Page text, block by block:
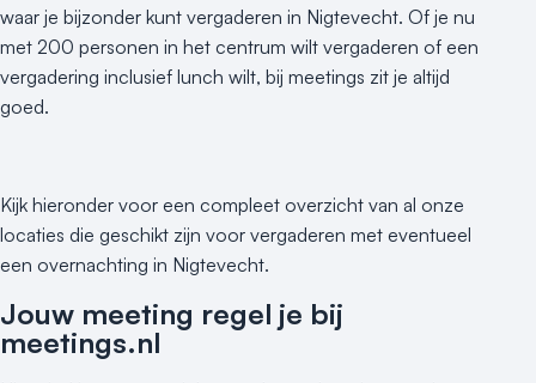
waar je bijzonder kunt vergaderen in Nigtevecht. Of je nu
met 200 personen in het centrum wilt vergaderen of een
vergadering inclusief lunch wilt, bij meetings zit je altijd
goed.
Kijk hieronder voor een compleet overzicht van al onze
locaties die geschikt zijn voor vergaderen met eventueel
een overnachting in Nigtevecht.
Jouw meeting regel je bij
meetings.nl